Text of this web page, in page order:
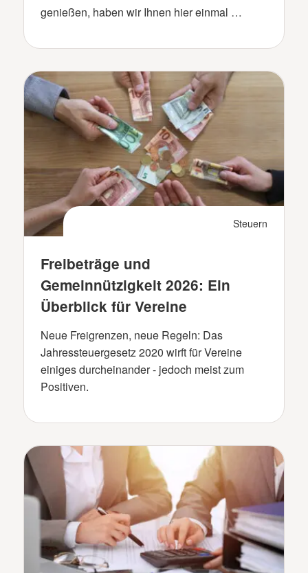
genießen, haben wir Ihnen hier einmal …
Steuern
Freibeträge und
Gemeinnützigkeit 2026: Ein
Überblick für Vereine
Neue Freigrenzen, neue Regeln: Das
Jahressteuergesetz 2020 wirft für Vereine
einiges durcheinander - jedoch meist zum
Positiven.